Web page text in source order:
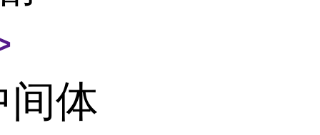
间体